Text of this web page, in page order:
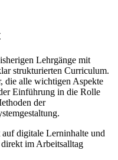
Lehrgänge mit
strukturierten Curriculum.
die alle wichtigen Aspekte
Einführung in die Rolle
der
digitale Lerninhalte und
im Arbeitsalltag